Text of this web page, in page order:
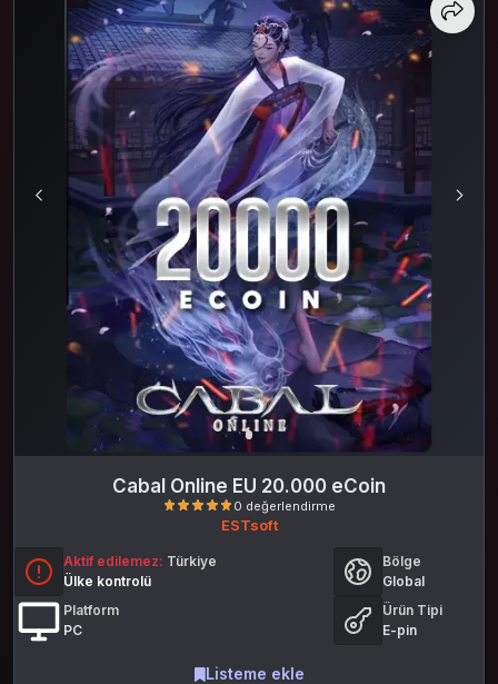
Cabal Online EU 20.000 eCoin
ESTsoft
Aktif edilemez: Türkiye
Ülke kontrolü
Bölge
Global
Platform
PC
Ürün Tipi
E-pin
Listeme ekle